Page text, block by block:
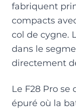
fabriquent
compacts
col de cygne.
dans le
directement
Le F28 Pro
épuré où la